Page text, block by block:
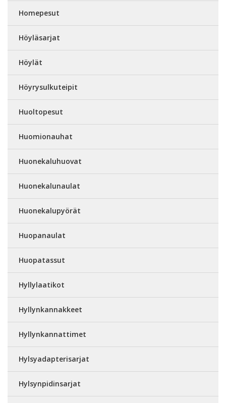
Homepesut
Höyläsarjat
Höylät
Höyrysulkuteipit
Huoltopesut
Huomionauhat
Huonekaluhuovat
Huonekalunaulat
Huonekalupyörät
Huopanaulat
Huopatassut
Hyllylaatikot
Hyllynkannakkeet
Hyllynkannattimet
Hylsyadapterisarjat
Hylsynpidinsarjat